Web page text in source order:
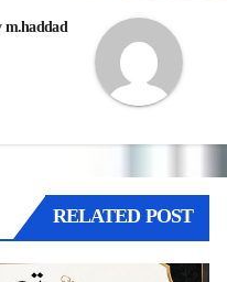
Bym.haddad
RELATED POST